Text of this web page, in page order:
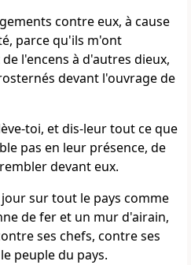
contre eux, à cause
parce qu'ils m'ont
l'encens à d'autres dieux,
devant l'ouvrage de
toi, et dis-leur tout ce que
pas en leur présence, de
devant eux.
sur tout le pays comme
de fer et un mur d'airain,
ses chefs, contre ses
peuple du pays.